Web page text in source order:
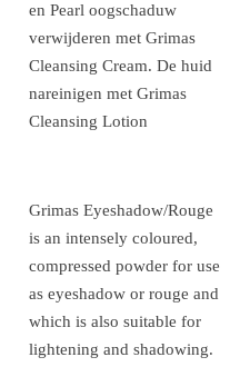
en Pearl oogschaduw
verwijderen met Grimas
Cleansing Cream. De huid
nareinigen met Grimas
Cleansing Lotion
Grimas Eyeshadow/Rouge
is an intensely coloured,
compressed powder for use
as eyeshadow or rouge and
which is also suitable for
lightening and shadowing.